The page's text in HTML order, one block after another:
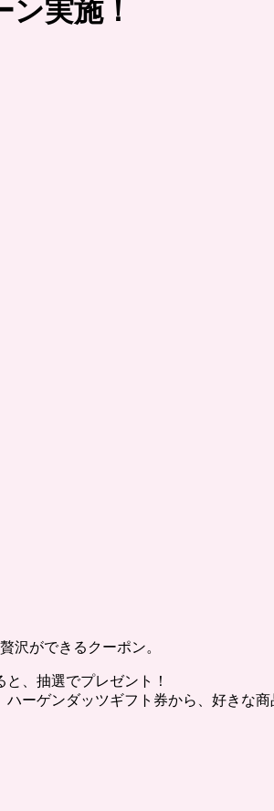
実施！
沢ができるクーポン。
、抽選でプレゼント！
ーゲンダッツギフト券から、好きな